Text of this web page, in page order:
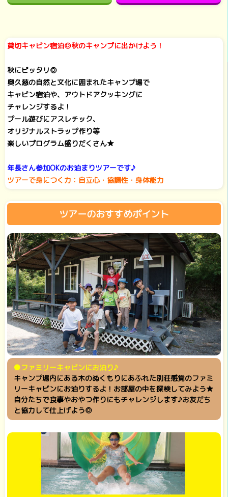
貸切キャビン宿泊◎秋のキャンプに出かけよう！
秋にピッタリ◎
奥久慈の自然と文化に囲まれたキャンプ場で
キャビン宿泊や、アウトドアクッキングに
チャレンジするよ！
プール遊びにアスレチック、
オリジナルストラップ作り等
楽しいプログラム盛りだくさん★
年長さん参加OKのお泊まりツアーです♪
ツアーで身につく力：自立心・協調性・身体能力
ツアーのおすすめポイント
●ファミリーキャビンにお泊り♪
キャンプ場内にある木のぬくもりにあふれた別荘感覚のファミ
リーキャビンにお泊りするよ！お部屋の中を探検してみよう★
自分たちで食事やおやつ作りにもチャレンジします♪お友だち
と協力して仕上げよう◎